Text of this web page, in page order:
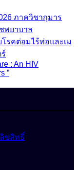
ภาควิชากุมาร
พยาบาล
โรคต่อมไร้ท่อและเม
: An HIV
”
ขสิทธิ์